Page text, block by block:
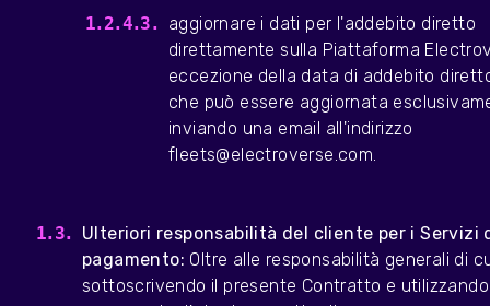
aggiornare i dati per l'addebito diretto
direttamente sulla Piattaforma
eccezione della data di addebito
che può essere aggiornata
inviando una email all'indirizzo
fleets@electroverse.com.
Ulteriori responsabilità del cliente per i Servizi
pagamento: Oltre alle responsabilità generali di
sottoscrivendo il presente Contratto e